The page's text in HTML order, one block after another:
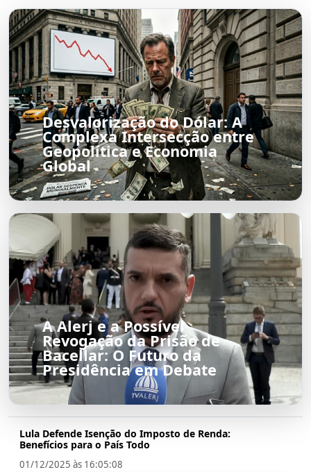
Desvalorização do Dólar: A
Complexa Intersecção entre
Geopolítica e Economia
Global
A Alerj e a Possível
Revogação da Prisão de
Bacellar: O Futuro da
Presidência em Debate
Lula Defende Isenção do Imposto de Renda:
Benefícios para o País Todo
01/12/2025 às 16:05:08